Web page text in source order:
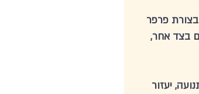
פרפר
תופפו 25 פעמים, כל פעם בצד אחר,
יעזור